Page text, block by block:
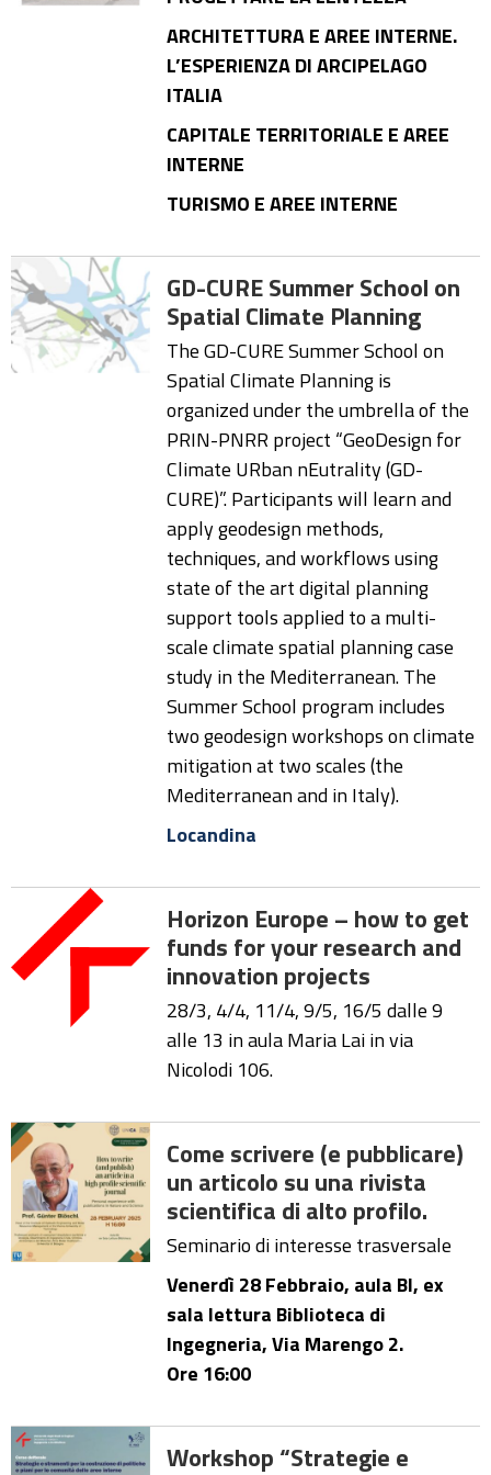
ARCHITETTURA E AREE INTERNE.
L’ESPERIENZA DI ARCIPELAGO
ITALIA
CAPITALE TERRITORIALE E AREE
INTERNE
TURISMO E AREE INTERNE
GD-CURE Summer School on
Spatial Climate Planning
The GD-CURE Summer School on
Spatial Climate Planning is
organized under the umbrella of the
PRIN-PNRR project “GeoDesign for
Climate URban nEutrality (GD-
CURE)”. Participants will learn and
apply geodesign methods,
techniques, and workflows using
state of the art digital planning
support tools applied to a multi-
scale climate spatial planning case
study in the Mediterranean. The
Summer School program includes
two geodesign workshops on climate
mitigation at two scales (the
Mediterranean and in Italy).
Locandina
Horizon Europe – how to get
funds for your research and
innovation projects
28/3, 4/4, 11/4, 9/5, 16/5 dalle 9
alle 13 in aula Maria Lai in via
Nicolodi 106.
Come scrivere (e pubblicare)
un articolo su una rivista
scientifica di alto profilo.
Seminario di interesse trasversale
Venerdì 28 Febbraio, aula BI, ex
sala lettura Biblioteca di
Ingegneria, Via Marengo 2.
Ore 16:00
Workshop “Strategie e